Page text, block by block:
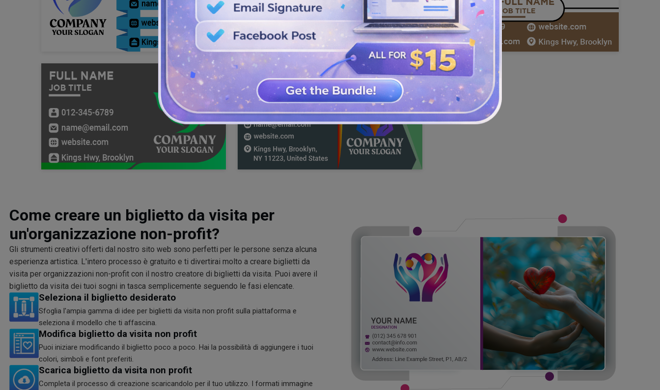
Come creare un biglietto da visita per
un'organizzazione non-profit?
Gli strumenti creativi offerti dal nostro sito web sono perfetti per le persone senza alcuna
esperienza artistica. L'intero processo è gratuito e ti divertirai molto a creare biglietti da
visita per organizzazioni non-profit con il nostro creatore di biglietti da visita. Puoi avere il
biglietto da visita dei tuoi sogni in tasca semplicemente seguendo le fasi elencate.
Seleziona il biglietto desiderato
Sfoglia l'ampia gamma di idee per biglietti da visita non profit sulla piattaforma e
seleziona il modello che ti affascina.
Modifica biglietto da visita non profit
Puoi iniziare modificando il biglietto poco a poco. Hai la possibilità di aggiungere i tuoi
colori, simboli e font preferiti.
Scarica biglietto da visita non profit
Completa il processo di creazione scaricandolo per il tuo utilizzo. I formati immagine